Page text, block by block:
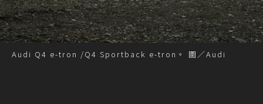
Audi Q4 e-tron /Q4 Sportback e-tron。 圖／Audi